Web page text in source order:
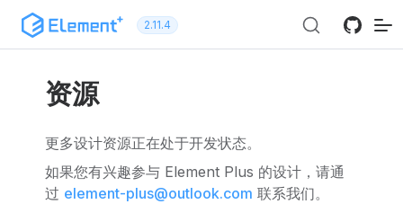
跳转到内容 2.11.4
资源
更多设计资源正在处于开发状态。
如果您有兴趣参与 Element Plus 的设计，请通
过 element-plus@outlook.com 联系我们。